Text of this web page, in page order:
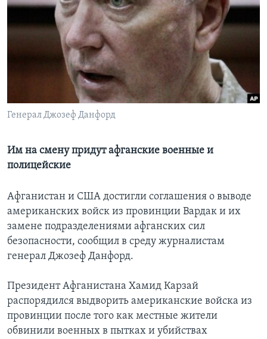
Learning English
СОЦИАЛЬНЫЕ СЕТИ
Языки
Генерал Джозеф Данфорд
Им на смену придут афганские военные и
полицейские
Афганистан и США достигли соглашения о выводе
американских войск из провинции Вардак и их
замене подразделениями афганских сил
безопасности, сообщил в среду журналистам
генерал Джозеф Данфорд.
Президент Афганистана Хамид Карзай
распорядился выдворить американские войска из
провинции после того как местные жители
обвинили военных в пытках и убийствах